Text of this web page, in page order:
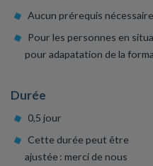
Aucun prérequis nécessaire
Pour les personnes en
pour adapatation de la
Durée
0,5 jour
Cette durée peut être
ajustée : merci de nous